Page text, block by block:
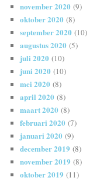
november 2020 (9)
oktober 2020 (8)
september 2020 (10)
augustus 2020 (5)
juli 2020 (10)
juni 2020 (10)
mei 2020 (8)
april 2020 (8)
maart 2020 (8)
februari 2020 (7)
januari 2020 (9)
december 2019 (8)
november 2019 (8)
oktober 2019 (11)